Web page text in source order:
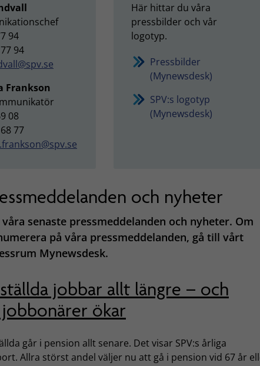
94
94
Frankson
08
77
Här hittar du våra
pressbilder och vår
logotyp.
Pressbilder
(Mynewsdesk)
SPV:s logotyp
(Mynewsdesk)
och nyheter
senaste pressmeddelanden och nyheter. Om
på våra pressmeddelanden, gå till vårt
Mynewsdesk.
jobbar allt längre – och
ökar
går i pension allt senare. Det visar SPV:s årliga
Allra störst andel väljer nu att gå i pension vid 67 år